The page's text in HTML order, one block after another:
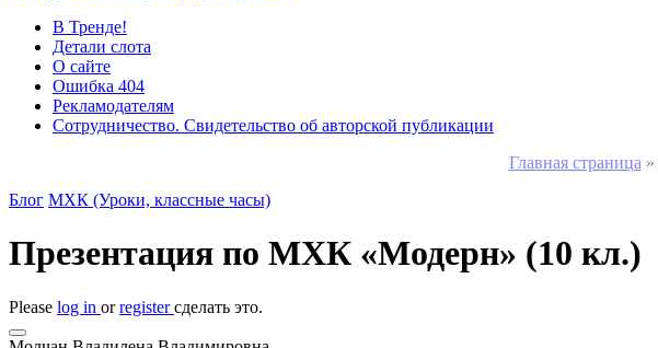
В Тренде!
Детали слота
О сайте
Ошибка 404
Рекламодателям
Сотрудничество. Свидетельство об авторской публикации
Главная страница »
Блог МХК (Уроки, классные часы)
Презентация по МХК «Модерн» (10 кл.)
Please log in orregisterсделать это.